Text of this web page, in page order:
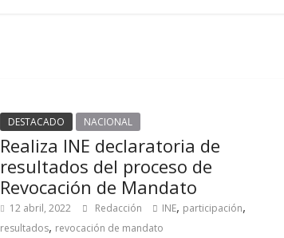
DESTACADO NACIONAL
Realiza INE declaratoria de
resultados del proceso de
Revocación de Mandato
12 abril, 2022 Redacción INE, participación,
resultados, revocación de mandato